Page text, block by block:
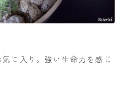
に入り。強い生命力を感じ